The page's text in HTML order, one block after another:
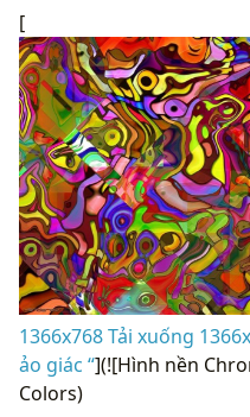
[
1366x768 Tải xuống
ảo giác “](![Hình nền
Colors)